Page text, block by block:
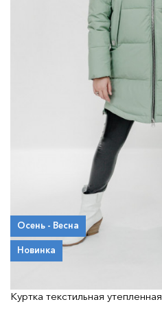
Осень - Весна
Новинка
Куртка текстильная утепленная